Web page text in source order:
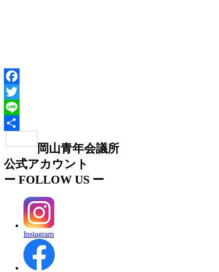
Facebook
Twitter
Line
有
岡山青年会議所
公式アカウント
ー FOLLOW US ー
Instagram